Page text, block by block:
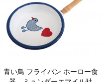
青い鳥 フライパン ホーロー食